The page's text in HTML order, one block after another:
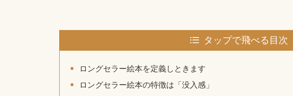
タップで飛べる目次
ロングセラー絵本を定義しときます
ロングセラー絵本の特徴は「没入感」